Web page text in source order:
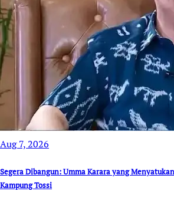
Aug 7, 2026
Segera Dibangun: Umma Karara yang
Kampung Tossi